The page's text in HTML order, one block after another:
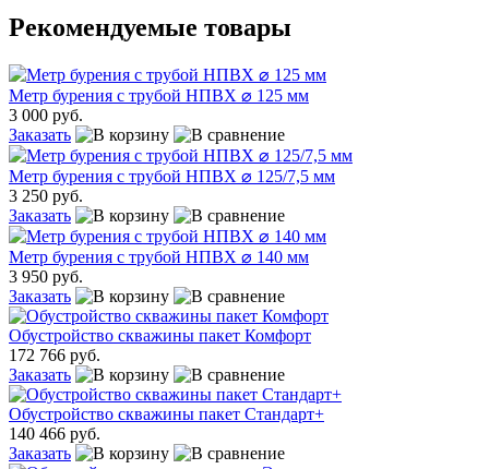
Рекомендуемые товары
Метр бурения с трубой НПВХ ⌀ 125 мм
3 000 руб.
Заказать
Метр бурения с трубой НПВХ ⌀ 125/7,5 мм
3 250 руб.
Заказать
Метр бурения с трубой НПВХ ⌀ 140 мм
3 950 руб.
Заказать
Обустройство скважины пакет Комфорт
172 766 руб.
Заказать
Обустройство скважины пакет Стандарт+
140 466 руб.
Заказать